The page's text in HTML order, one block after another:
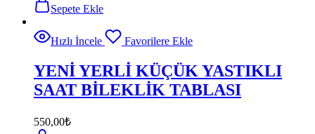
Sepete Ekle
Hızlı İncele Favorilere Ekle
YENİ YERLİ KÜÇÜK YASTIKLI
SAAT BİLEKLİK TABLASI
550,00₺